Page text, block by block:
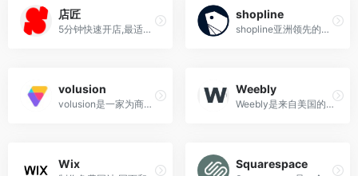
店匠
5分钟快速开店,最适合中国跨境卖家的建站平台,专为跨境电商卖家打造的SaaS独立站建站平台
shopline
shopline亚洲领先的独立站建站平台，超过15万卖家的选择，深谙中国电商卖家的使用操作习惯，首年零抽成，免写程序，操作简单易上手，整合多支付和物流服务，系统全功能无需额外加购
volusion
volusion是一家为商户在线创建端对端电子商务商店的服务平台
Weebly
Weebly是来自美国的一家免费自助建站服务商,可用于电商平台搭建
Wix Squarespace